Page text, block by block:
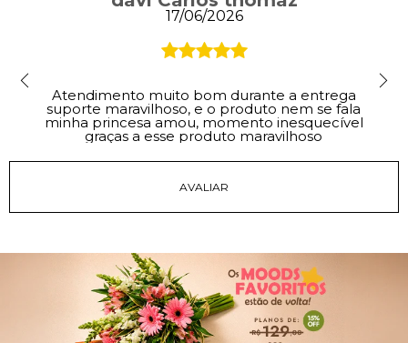
17/06/2026
Atendimento muito bom durante a entrega
suporte maravilhoso, e o produto nem se fala
minha princesa amou, momento inesquecível
graças a esse produto maravilhoso